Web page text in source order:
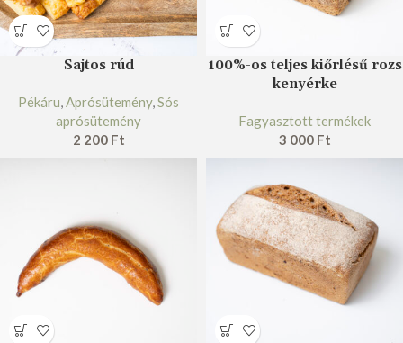
Sajtos rúd
Pékáru,Aprósütemény,Sós
aprósütemény
2 200 Ft
100%-os teljes kiőrlésű rozs
kenyérke
Fagyasztott termékek
3 000 Ft